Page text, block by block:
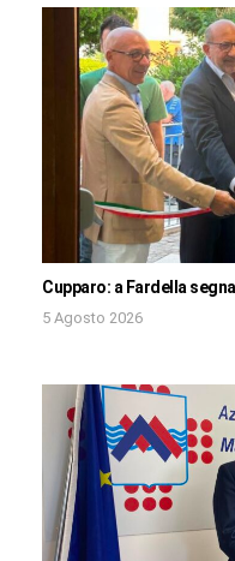
Cupparo: a Fardella
5 Agosto 2026